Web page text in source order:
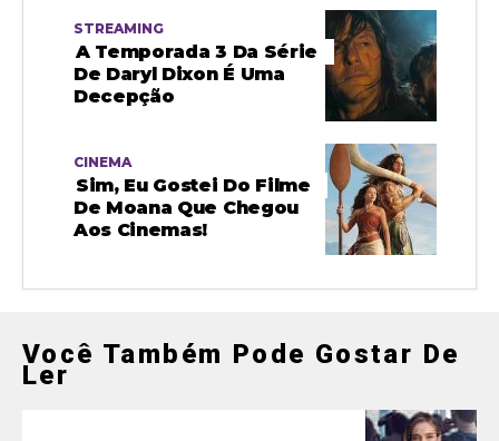
STREAMING
A Temporada 3 Da Série
De Daryl Dixon É Uma
Decepção
CINEMA
Sim, Eu Gostei Do Filme
De Moana Que Chegou
Aos Cinemas!
Você Também Pode Gostar De
Ler